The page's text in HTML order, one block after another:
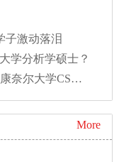
子激动落泪
学分析学硕士？
凸显科研强项！美本Q同学成功拿下康奈尔大学CS硕士录取！
More